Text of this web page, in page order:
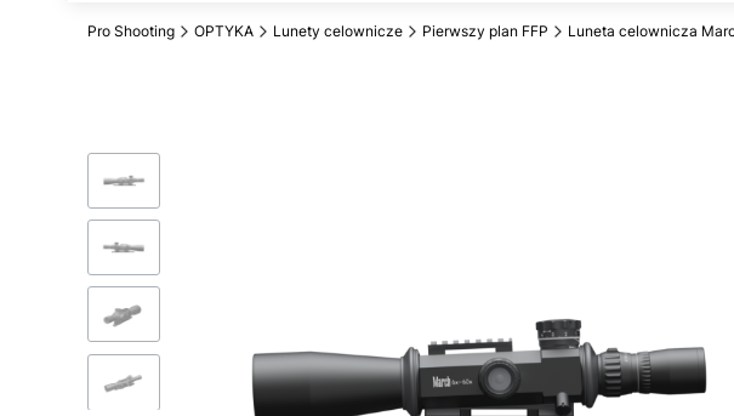
Pro Shooting OPTYKA Lunety celownicze Pierwszy plan FFP Luneta celownicza